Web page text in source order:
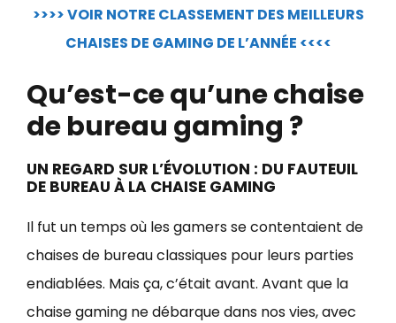
>>>> VOIR NOTRE CLASSEMENT DES MEILLEURS
CHAISES DE GAMING DE L’ANNÉE <<<<
Qu’est-ce qu’une chaise
de bureau gaming ?
UN REGARD SUR L’ÉVOLUTION : DU FAUTEUIL
DE BUREAU À LA CHAISE GAMING
Il fut un temps où les gamers se contentaient de
chaises de bureau classiques pour leurs parties
endiablées. Mais ça, c’était avant. Avant que la
chaise gaming ne débarque dans nos vies, avec